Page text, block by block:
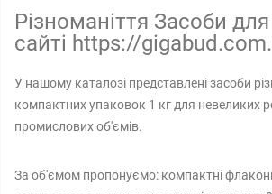
Різноманіття Засоби
сайті https://
У нашому каталозі представлені засоби
компактних упаковок 1 кг для невеликих
промислових об'ємів.
За об'ємом пропонуємо: компактні